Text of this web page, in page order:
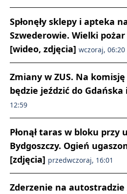
Spłonęły sklepy i apteka
Szwederowie. Wielki
[wideo, zdjęcia] wczoraj, 06:20
Zmiany w ZUS. Na
będzie jeździć do Gdańska
12:59
Płonął taras w bloku przy
Bydgoszczy. Ogień
[zdjęcia] przedwczoraj, 16:01
Zderzenie na autostradzie